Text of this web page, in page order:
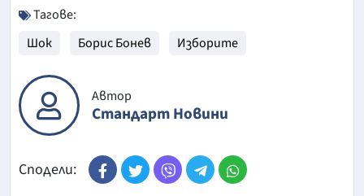
Тагове:
Шок
Борис Бонев Изборите
Автор
Стандарт Новини
Сподели: